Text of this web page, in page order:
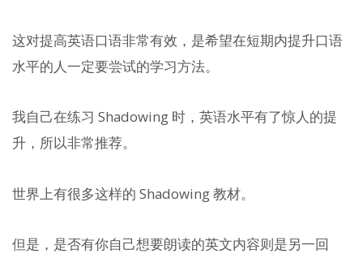
这对提高英语口语非常有效，是希望在短期内提升口语
水平的人一定要尝试的学习方法。
我自己在练习 Shadowing 时，英语水平有了惊人的提
升，所以非常推荐。
世界上有很多这样的 Shadowing 教材。
但是，是否有你自己想要朗读的英文内容则是另一回